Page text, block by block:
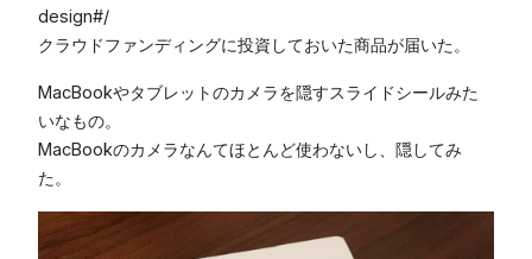
design#/
クラウドファンディングに投資しておいた商品が届いた。
MacBookやタブレットのカメラを隠すスライドシールみた
いなもの。
MacBookのカメラなんてほとんど使わないし、隠してみ
た。